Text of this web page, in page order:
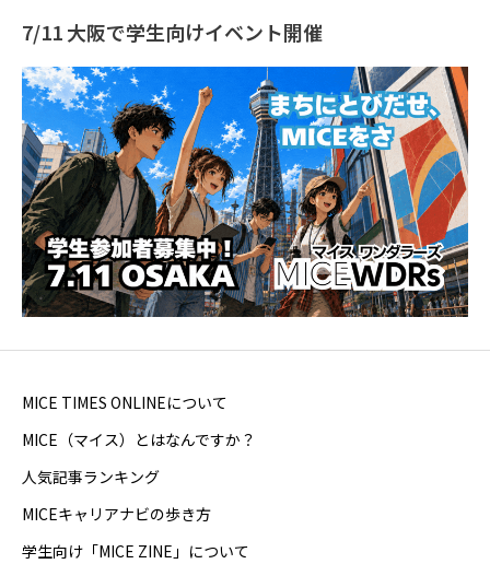
7/11 大阪で学生向けイベント開催
MICE TIMES ONLINEについて
MICE（マイス）とはなんですか？
人気記事ランキング
MICEキャリアナビの歩き方
学生向け「MICE ZINE」について